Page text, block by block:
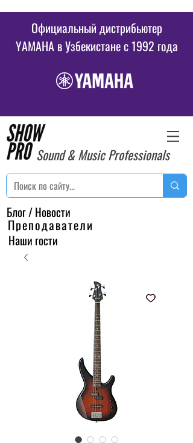
Официальный дистрибьютер
YAMAHA в Узбекистане c 1992 года
Sound & Music Professionals
Блог / Новости
Преподаватели
Наши гости